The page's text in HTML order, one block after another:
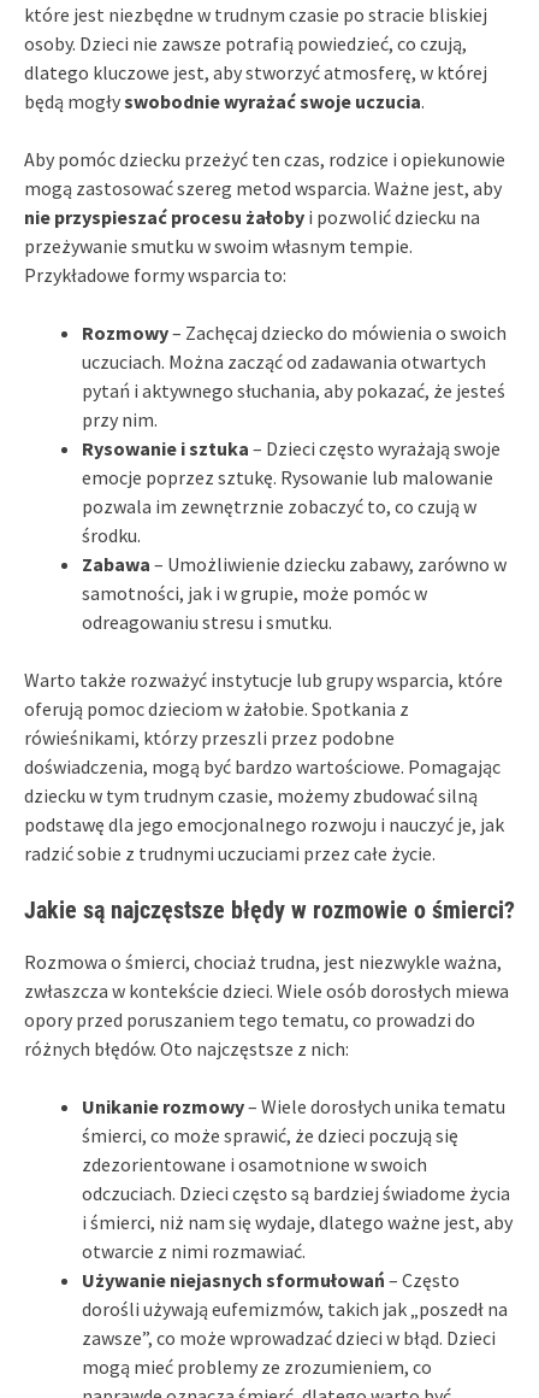
które jest niezbędne w trudnym czasie po stracie bliskiej
osoby. Dzieci nie zawsze potrafią powiedzieć, co czują,
dlatego kluczowe jest, aby stworzyć atmosferę, w której
będą mogłyswobodnie wyrażać swoje uczucia.
Aby pomóc dziecku przeżyć ten czas, rodzice i opiekunowie
mogą zastosować szereg metod wsparcia. Ważne jest, aby
nie przyspieszać procesu żałoby i pozwolić dziecku na
przeżywanie smutku w swoim własnym tempie.
Przykładowe formy wsparcia to:
Rozmowy– Zachęcaj dziecko do mówienia o swoich
uczuciach. Można zacząć od zadawania otwartych
pytań i aktywnego słuchania, aby pokazać, że jesteś
przy nim.
Rysowanie i sztuka – Dzieci często wyrażają swoje
emocje poprzez sztukę. Rysowanie lub malowanie
pozwala im zewnętrznie zobaczyć to, co czują w
środku.
Zabawa – Umożliwienie dziecku zabawy, zarówno w
samotności, jak i w grupie, może pomóc w
odreagowaniu stresu i smutku.
Warto także rozważyć instytucje lub grupy wsparcia, które
oferują pomoc dzieciom w żałobie. Spotkania z
rówieśnikami, którzy przeszli przez podobne
doświadczenia, mogą być bardzo wartościowe. Pomagając
dziecku w tym trudnym czasie, możemy zbudować silną
podstawę dla jego emocjonalnego rozwoju i nauczyć je, jak
radzić sobie z trudnymi uczuciami przez całe życie.
Jakie są najczęstsze błędy w rozmowie o śmierci?
Rozmowa o śmierci, chociaż trudna, jest niezwykle ważna,
zwłaszcza w kontekście dzieci. Wiele osób dorosłych miewa
opory przed poruszaniem tego tematu, co prowadzi do
różnych błędów. Oto najczęstsze z nich:
Unikanie rozmowy– Wiele dorosłych unika tematu
śmierci, co może sprawić, że dzieci poczują się
zdezorientowane i osamotnione w swoich
odczuciach. Dzieci często są bardziej świadome życia
i śmierci, niż nam się wydaje, dlatego ważne jest, aby
otwarcie z nimi rozmawiać.
Używanie niejasnych sformułowań – Często
dorośli używają eufemizmów, takich jak „poszedł na
zawsze”, co może wprowadzać dzieci w błąd. Dzieci
mogą mieć problemy ze zrozumieniem, co